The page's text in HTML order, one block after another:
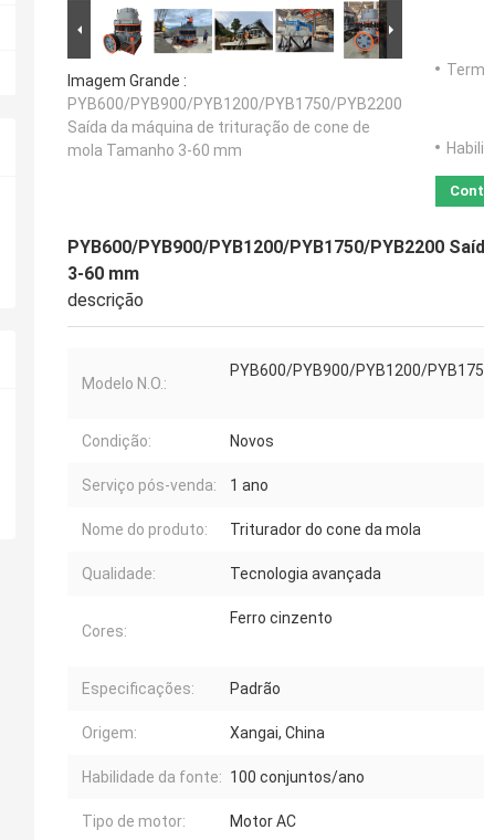
Imagem Grande :
PYB600/PYB900/PYB1200/PYB1750/PYB2200
Saída da máquina de trituração de cone de
mola Tamanho 3-60 mm
PYB600/PYB900/PYB1200/PYB1750/PYB2200
3-60 mm
descrição
Modelo N.O.:
PYB600/PYB900/PYB1200/
Condição: Novos
Serviço pós-venda: 1 ano
Nome do produto: Triturador do cone da mola
Qualidade: Tecnologia avançada
Cores:
Ferro cinzento
Especificações: Padrão
Origem: Xangai, China
Habilidade da fonte: 100 conjuntos/ano
Tipo de motor: Motor AC